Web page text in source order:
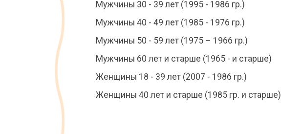
Мужчины 30 - 39 лет (1995 - 1986 гр.)
Мужчины 40 - 49 лет (1985 - 1976 гр.)
Мужчины 50 - 59 лет (1975 – 1966 гр.)
Мужчины 60 лет и старше (1965 - и старше)
Женщины 18 - 39 лет (2007 - 1986 гр.)
Женщины 40 лет и старше (1985 гр. и старше)